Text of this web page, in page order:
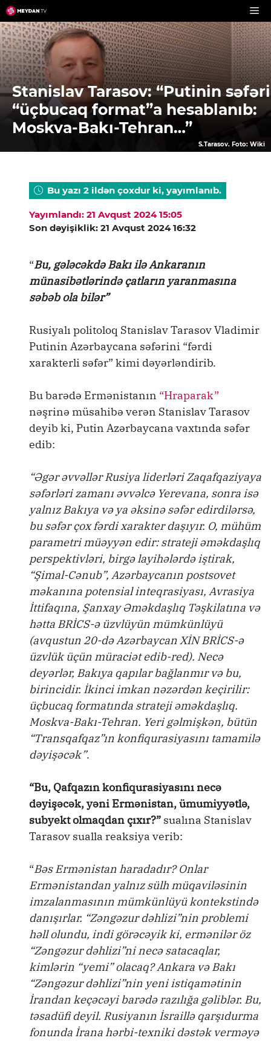
Skip
to
content
Stanislav Tarasov: “Putinin səfəri
“üçbucaq format”a hesablanıb:
Moskva-Bakı-Tehran…”
S.Tarasov. Foto: Wiki
Bu yazı 2 ildən çoxdur ki, yayımlanıb.
Yayımlandı: 21 Avqust 2024 15:05
Son dəyişiklik: 21 Avqust 2024 16:32
“Bu, gələcəkdə Bakı ilə Ankaranın
münasibətlərində çatların yaranmasına
səbəb ola bilər”
Rusiyalı politoloq Stanislav Tarasov Vladimir
Putinin Azərbaycana səfərini “fərdi
xarakterli səfər” kimi dəyərləndirib.
Bu barədə Ermənistanın “Hraparak”
nəşrinə müsahibə verən Stanislav Tarasov
deyib ki, Putin Azərbaycana vaxtında səfər
edib:
“Əgər əvvəllər Rusiya liderləri Zaqafqaziyaya
səfərləri zamanı əvvəlcə Yerevana, sonra isə
yalnız Bakıya və ya əksinə səfər edirdilərsə,
bu səfər çox fərdi xarakter daşıyır. O, mühüm
parametri müəyyən edir: strateji əməkdaşlıq
perspektivləri, birgə layihələrdə iştirak,
“Şimal-Cənub”, Azərbaycanın postsovet
məkanına potensial inteqrasiyası, Avrasiya
İttifaqına, Şanxay Əməkdaşlıq Təşkilatına və
hətta BRİCS-ə üzvlüyün mümkünlüyü
(avqustun 20-də Azərbaycan XİN BRİCS-ə
üzvlük üçün müraciət edib-red). Necə
deyərlər, Bakıya qapılar bağlanmır və bu,
birincidir. İkinci imkan nəzərdən keçirilir:
üçbucaq formatında strateji əməkdaşlıq.
Moskva-Bakı-Tehran. Yeri gəlmişkən, bütün
“Transqafqaz”ın konfiqurasiyasını tamamilə
dəyişəcək”.
“Bu, Qafqazın konfiqurasiyasını necə
dəyişəcək, yəni Ermənistan, ümumiyyətlə,
subyekt olmaqdan çıxır?” sualına Stanislav
Tarasov sualla reaksiya verib:
“Bəs Ermənistan haradadır? Onlar
Ermənistandan yalnız sülh müqaviləsinin
imzalanmasının mümkünlüyü kontekstində
danışırlar. “Zəngəzur dəhlizi”nin problemi
həll olundu, indi görəcəyik ki, ermənilər öz
“Zəngəzur dəhlizi”ni necə satacaqlar,
kimlərin “yemi” olacaq? Ankara və Bakı
“Zəngəzur dəhlizi”nin yeni istiqamətinin
İrandan keçəcəyi barədə razılığa gəliblər. Bu,
təsadüfi deyil. Rusiyanın İsraillə qarşıdurma
fonunda İrana hərbi-texniki dəstək verməyə